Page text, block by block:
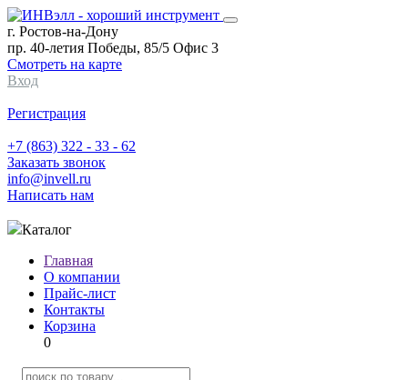
г. Ростов-на-Дону
пр. 40-летия Победы, 85/5 Офис 3
Смотреть на карте
Вход
Регистрация
+7 (863) 322 - 33 - 62
Заказать звонок
info@invell.ru
Написать нам
Каталог
Главная
О компании
Прайс-лист
Контакты
Корзина
0